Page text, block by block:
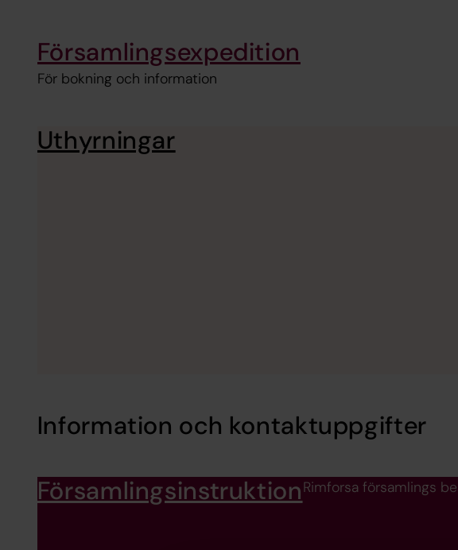
Församlingsexpedition
För bokning och information
Uthyrningar
Information och kontaktuppgifter
FörsamlingsinstruktionRimforsa församlings